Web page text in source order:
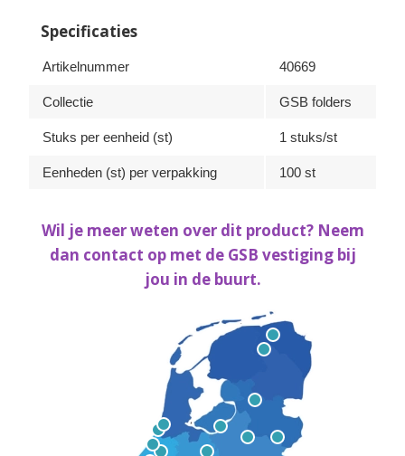
Specificaties
Artikelnummer 40669
Collectie GSB folders
Stuks per eenheid (st) 1 stuks/st
Eenheden (st) per verpakking 100 st
Wil je meer weten over dit product? Neem
dan contact op met de GSB vestiging bij
jou in de buurt.